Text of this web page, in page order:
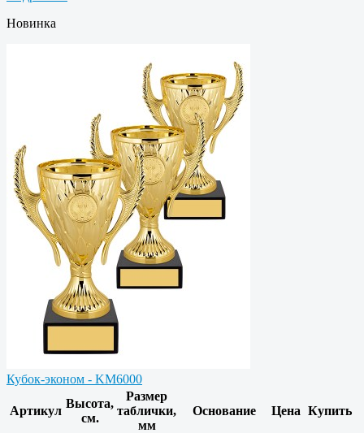
Новинка
Кубок-эконом - KM6000
Артикул
Высота,
см.
Размер
таблички,
мм
Основание Цена Купить